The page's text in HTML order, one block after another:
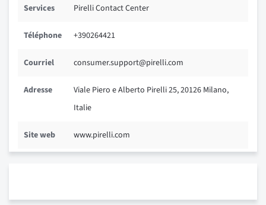
Services Pirelli Contact Center
Téléphone +390264421
Courriel consumer.support@pirelli.com
Adresse
Viale Piero e Alberto Pirelli 25, 20126 Milano,
Italie
Site web www.pirelli.com